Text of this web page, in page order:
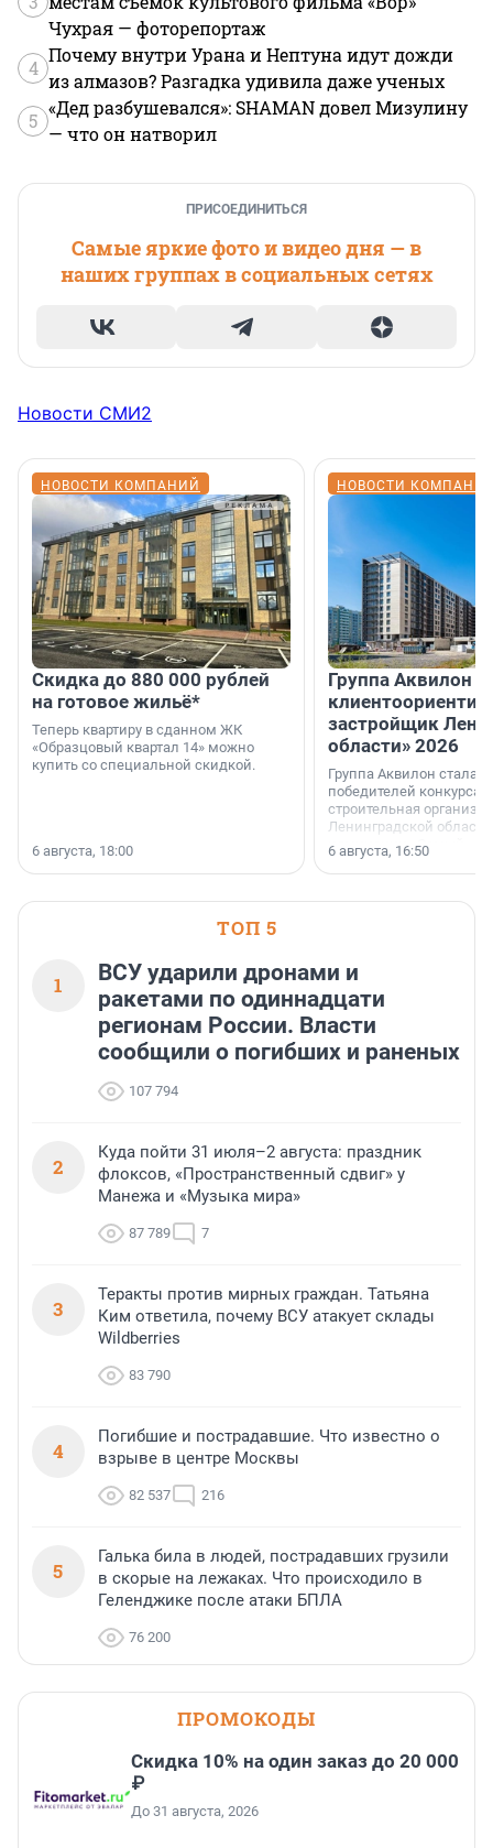
Чухрая — фоторепортаж
4
Почему внутри Урана и Нептуна идут дожди
из алмазов? Разгадка удивила даже ученых
5
«Дед разбушевался»: SHAMAN довел Мизулину
— что он натворил
ПРИСОЕДИНИТЬСЯ
Самые яркие фото и видео дня — в
наших группах в социальных сетях
Новости СМИ2
НОВОСТИ КОМПАНИЙ
Скидка до 880 000 рублей
на готовое жильё*
Теперь квартиру в сданном ЖК
«Образцовый квартал 14» можно
купить со специальной скидкой.
6 августа, 18:00
НОВОСТИ
Группа Аквилон
застройщик
области» 2026
Группа Аквилон стала
победителей конкурса
строительная
Ленинградской области
номинации «Самый
застройщик
области».
6 августа, 16:50
ТОП 5
1
ВСУ ударили дронами и
ракетами по одиннадцати
регионам России. Власти
сообщили о погибших и раненых
107 794
2
Куда пойти 31 июля–2 августа: праздник
флоксов, «Пространственный сдвиг» у
Манежа и «Музыка мира»
87 789 7
3
Теракты против мирных граждан. Татьяна
Ким ответила, почему ВСУ атакует склады
Wildberries
83 790
4
Погибшие и пострадавшие. Что известно о
взрыве в центре Москвы
82 537 216
5
Галька била в людей, пострадавших грузили
в скорые на лежаках. Что происходило в
Геленджике после атаки БПЛА
76 200
ПРОМОКОДЫ
Скидка 10% на один заказ до 20 000
₽
До 31 августа, 2026